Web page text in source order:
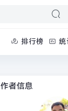
排行榜 统
作者信息